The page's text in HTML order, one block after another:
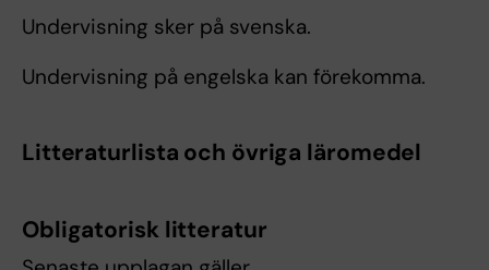
Undervisning sker på svenska.
Undervisning på engelska kan förekomma.
Litteraturlista och övriga läromedel
Obligatorisk litteratur